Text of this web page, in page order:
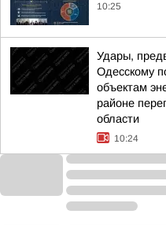
10:25
Удары,
Одесскому
объектам
районе
области
10:24